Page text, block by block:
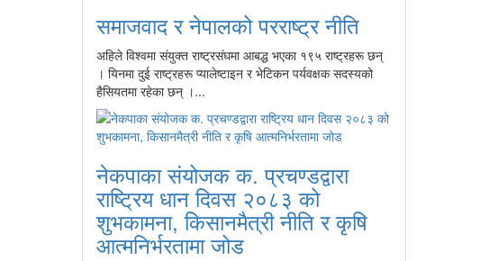
समाजवाद र नेपालको परराष्ट्र नीति
अहिले विश्वमा संयुक्त राष्ट्रसंघमा आबद्ध भएका १९५ राष्ट्रहरू छन्
। यिनमा दुई राष्ट्रहरू प्यालेष्टाइन र भेटिकन पर्यवक्षक सदस्यको
हैसियतमा रहेका छन् ।...
नेकपाका संयोजक क. प्रचण्डद्वारा
राष्ट्रिय धान दिवस २०८३ को
शुभकामना, किसानमैत्री नीति र कृषि
आत्मनिर्भरतामा जोड